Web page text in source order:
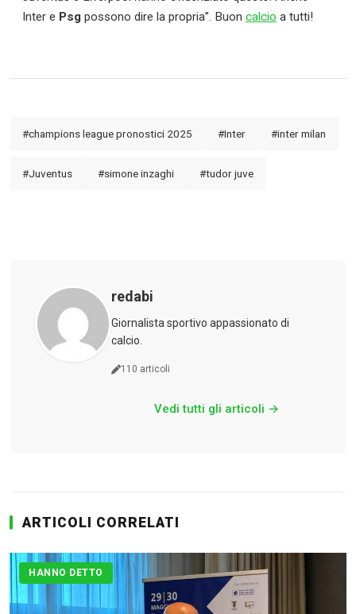
Inter e Psg possono dire la propria”. Buon calcio a tutti!
#champions league pronostici 2025 #Inter #inter milan
#Juventus #simone inzaghi #tudor juve
redabi
Giornalista sportivo appassionato di
calcio.
110 articoli
Vedi tutti gli articoli →
ARTICOLI CORRELATI
HANNO DETTO